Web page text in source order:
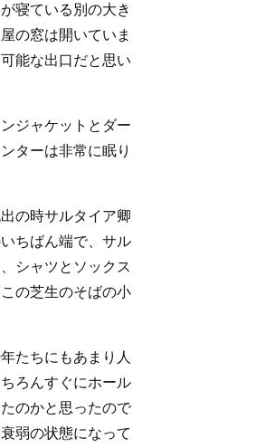
寝ている別の大き
の窓は開いていま
能な出口だと思い
ジャケットとダー
ターは非常に眠り
の時サルタイア卿
ちばん端で、サル
シャツとソックス
の芝生のそばの小
たちにもあまり人
ろんすぐにホール
のかと思ったので
弱の状態になって